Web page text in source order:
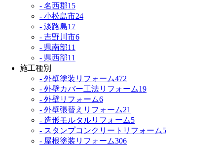
- 名西郡15
- 小松島市24
- 淡路島17
- 吉野川市6
- 県南部11
- 県西部11
施工種別
- 外壁塗装リフォーム472
- 外壁カバー工法リフォーム19
- 外壁リフォーム6
- 外壁張替えリフォーム21
- 造形モルタルリフォーム5
- スタンプコンクリートリフォーム5
- 屋根塗装リフォーム306